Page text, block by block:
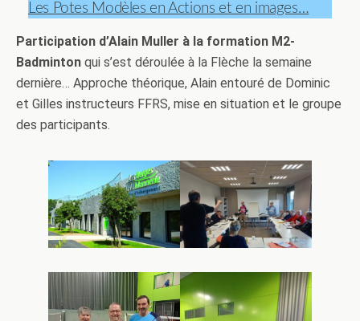
Les Potes Modèles en Actions et en images…
Participation d’Alain Muller à la formation M2-
Badminton qui s’est déroulée à la Flèche la semaine
dernière… Approche théorique, Alain entouré de Dominic
et Gilles instructeurs FFRS, mise en situation et le groupe
des participants.